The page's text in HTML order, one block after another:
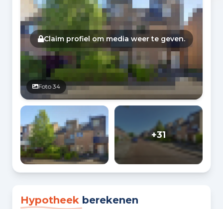
Foto 34
Claim profiel om media weer te geven.
+31
Hypotheek berekenen